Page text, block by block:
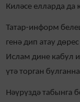
Киләсе елларда да
Татар-информ
генә дип атау
Ислам дине кабул
үтә торган
Нәүрүздә табынга